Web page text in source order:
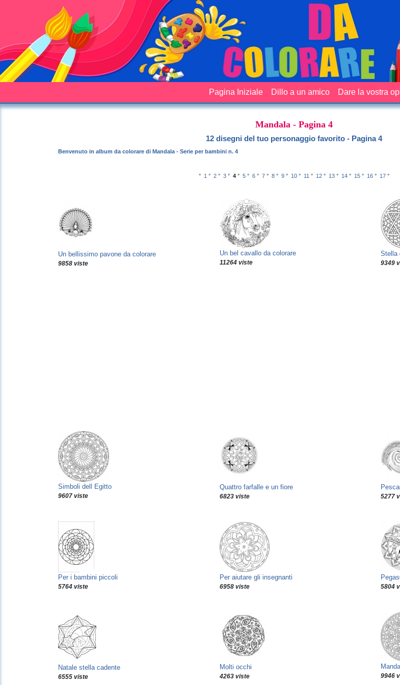
Pagina Iniziale Dillo a un amico Dare la vostra
Mandala - Pagina 4
12 disegni del tuo personaggio favorito - Pagina 4
Benvenuto in album da colorare di Mandala - Serie per bambini n. 4
° 1 ° 2 ° 3 ° 4 ° 5 ° 6 ° 7 ° 8 ° 9 ° 10 ° 11 ° 12 ° 13 ° 14 ° 15 ° 16 ° 17 °
Un bellissimo pavone da colorare
9858 viste
Un bel cavallo da colorare
11264 viste
Stella
9349
Simboli dell Egitto
9607 viste
Quattro farfalle e un fiore
6823 viste 5277
Per i bambini piccoli
5764 viste
Per aiutare gli insegnanti
6958 viste 5804
Natale stella cadente
6555 viste
Molti occhi
4263 viste 9946